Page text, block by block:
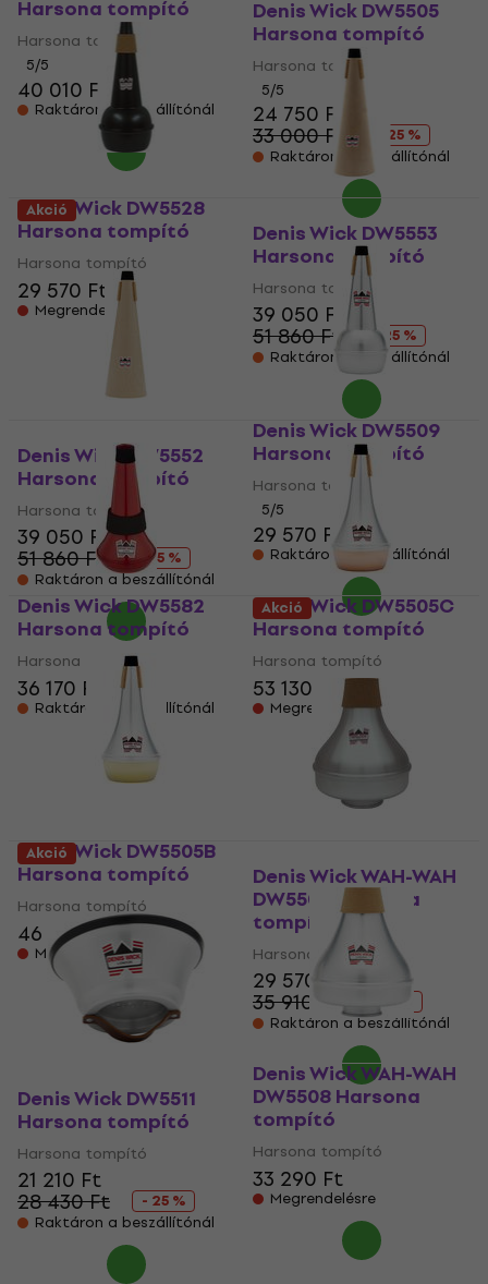
Harsona tompító
Harsona tompító
5/5
40 010 Ft
Raktáron a beszállítónál
Denis Wick DW5505
Harsona tompító
Harsona tompító
5/5
24 750 Ft
33 000 Ft
- 25 %
Raktáron a beszállítónál
Denis Wick DW5528
Harsona tompító
Harsona tompító
29 570 Ft
Megrendelésre
Denis Wick DW5553
Harsona tompító
Harsona tompító
39 050 Ft
51 860 Ft
- 25 %
Raktáron a beszállítónál
Akció
Denis Wick DW5552
Harsona tompító
Harsona tompító
39 050 Ft
51 860 Ft
- 25 %
Raktáron a beszállítónál
Denis Wick DW5509
Harsona tompító
Harsona tompító
5/5
29 570 Ft
Raktáron a beszállítónál
Denis Wick DW5582
Harsona tompító
Harsona tompító
36 170 Ft
Raktáron a beszállítónál
Denis Wick DW5505C
Harsona tompító
Harsona tompító
53 130 Ft
Megrendelésre
Denis Wick DW5505B
Harsona tompító
Harsona tompító
46 770 Ft
Megrendelésre
Akció
Denis Wick WAH-WAH
DW5507 Harsona
tompító
Harsona tompító
29 570 Ft
35 910 Ft
Raktáron a beszállítónál
Akció
Denis Wick DW5511
Harsona tompító
Harsona tompító
21 210 Ft
28 430 Ft
- 25 %
Raktáron a beszállítónál
Denis Wick WAH-WAH
DW5508 Harsona
tompító
Harsona tompító
33 290 Ft
Megrendelésre